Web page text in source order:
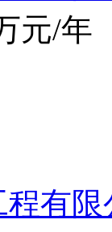
元/年
有限